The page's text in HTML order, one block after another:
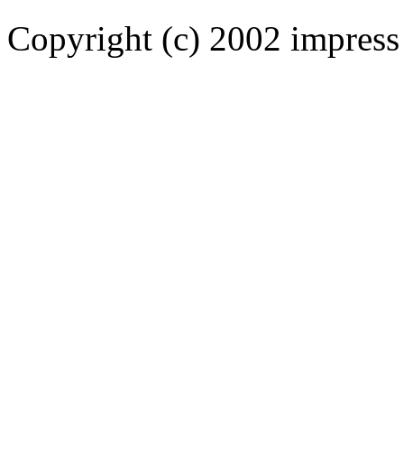
Copyright (c) 2002